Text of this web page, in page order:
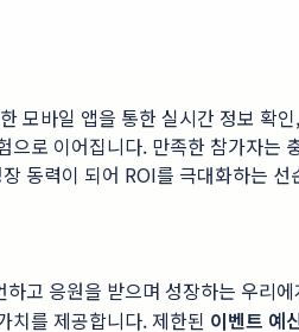
바일 앱을 통한 실시간 정보 확
로 이어집니다. 만족한 참가자는
동력이 되어 ROI를 극대화하는
고 응원을 받으며 성장하는 우
치를 제공합니다. 제한된 이벤트 예